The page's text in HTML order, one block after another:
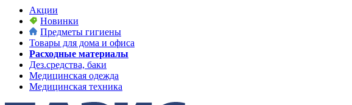
Акции
Новинки
Предметы гигиены
Товары для дома и офиса
Расходные материалы
Дез.средства, баки
Медицинская одежда
Медицинская техника